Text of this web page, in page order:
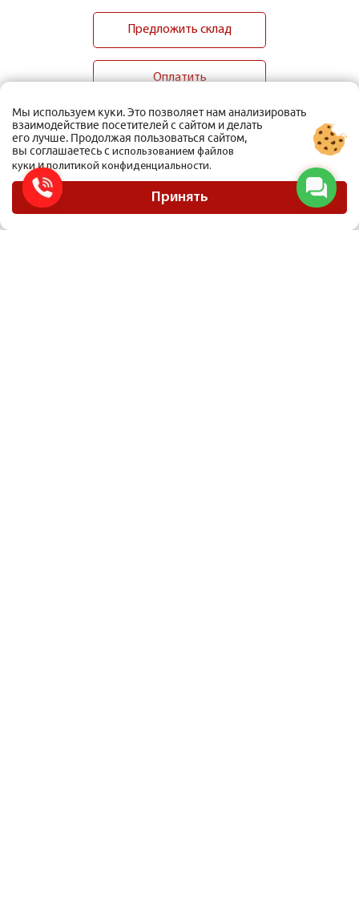
Предложить склад
Оплатить
Карта сайта
Политика конфиденциальности
Материалы, размещенные на сайте, не являются публичной офертой
Мы используем куки. Это позволяет нам анализировать
взаимодействие посетителей с сайтом и делать
его лучше. Продолжая пользоваться сайтом,
вы соглашаетесь с использованием файлов
кукииполитикой конфиденциальности.
Принять